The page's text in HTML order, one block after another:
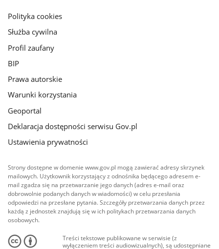
gov.pl
Polityka cookies
Służba cywilna
Profil zaufany
BIP
Prawa autorskie
Warunki korzystania
Geoportal
Deklaracja dostępności serwisu Gov.pl
Ustawienia prywatności
Strony dostępne w domenie www.gov.pl mogą zawierać adresy skrzynek
mailowych. Użytkownik korzystający z odnośnika będącego adresem e-
mail zgadza się na przetwarzanie jego danych (adres e-mail oraz
dobrowolnie podanych danych w wiadomości) w celu przesłania
odpowiedzi na przesłane pytania. Szczegóły przetwarzania danych przez
każdą z jednostek znajdują się w ich politykach przetwarzania danych
osobowych.
Treści tekstowe publikowane w serwisie (z
wyłączeniem treści audiowizualnych), są udostępniane